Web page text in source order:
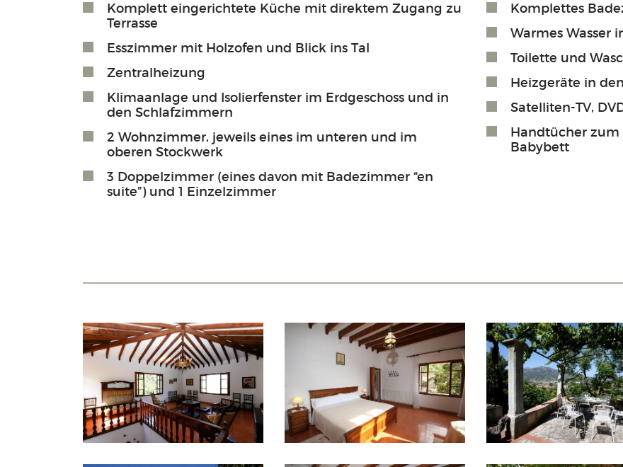
Komplett eingerichtete Küche mit direktem Zugang zu
Terrasse
Esszimmer mit Holzofen und Blick ins Tal
Zentralheizung
Klimaanlage und Isolierfenster im Erdgeschoss und in
den Schlafzimmern
2 Wohnzimmer, jeweils eines im unteren und im
oberen Stockwerk
3 Doppelzimmer (eines davon mit Badezimmer “en
suite”) und 1 Einzelzimmer
Komplettes
Warmes Wasser
Toilette und
Heizgeräte in
Satelliten-TV,
Handtücher zum
Babybett